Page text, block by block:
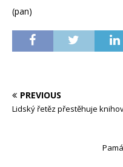
(pan)
PREVIOUS
Lidský řetěz přestěhuje